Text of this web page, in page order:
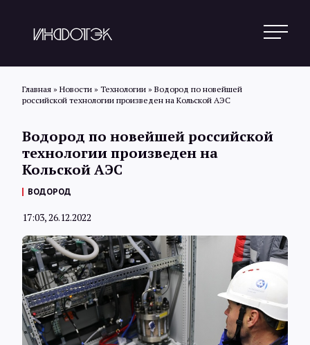
Новости
Обзоры
Интервью
Главная » Новости » Технологии » Водород по новейшей
российской технологии произведен на Кольской АЭС
Водород по новейшей российской
технологии произведен на
Кольской АЭС
ВОДОРОД
17:03, 26.12.2022